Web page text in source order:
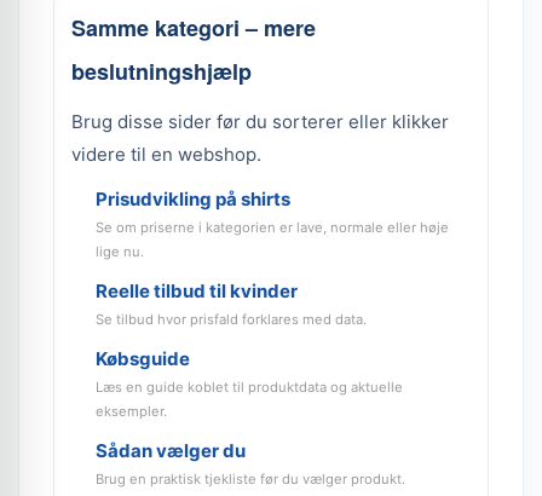
Samme kategori – mere
beslutningshjælp
Brug disse sider før du sorterer eller klikker
videre til en webshop.
Prisudvikling på shirts
Se om priserne i kategorien er lave, normale eller høje
lige nu.
Reelle tilbud til kvinder
Se tilbud hvor prisfald forklares med data.
Købsguide
Læs en guide koblet til produktdata og aktuelle
eksempler.
Sådan vælger du
Brug en praktisk tjekliste før du vælger produkt.